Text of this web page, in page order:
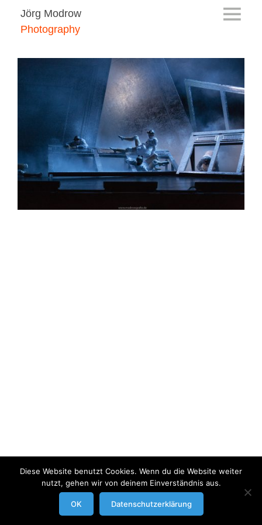
Jörg Modrow
Photography
modrowgrafie.de © 2023 | Impressum/Datenschutzerklaerung
Businessportraits
Diese Website benutzt Cookies. Wenn du die Website weiter
nutzt, gehen wir von deinem Einverständnis aus.
OK Datenschutzerklärung